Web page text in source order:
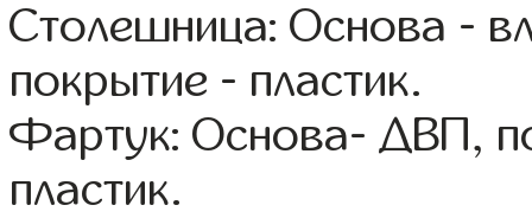
Столешница: Основа -
покрытие - пластик.
Фартук: Основа- ДВП,
пластик.